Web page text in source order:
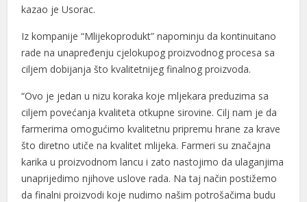
kazao je Usorac.
Iz kompanije “Mlijekoprodukt” napominju da kontinuitano
rade na unapređenju cjelokupog proizvodnog procesa sa
ciljem dobijanja što kvalitetnijeg finalnog proizvoda.
“Ovo je jedan u nizu koraka koje mljekara preduzima sa
ciljem povećanja kvaliteta otkupne sirovine. Cilj nam je da
farmerima omogućimo kvalitetnu pripremu hrane za krave
što diretno utiče na kvalitet mlijeka. Farmeri su značajna
karika u proizvodnom lancu i zato nastojimo da ulaganjima
unaprijedimo njihove uslove rada. Na taj način postižemo
da finalni proizvodi koje nudimo našim potrošačima budu